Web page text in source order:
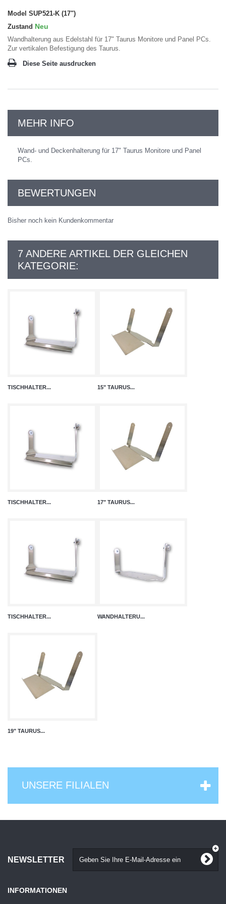
Model SUP521-K (17")
Zustand Neu
Wandhalterung aus Edelstahl für 17" Taurus Monitore und Panel PCs.
Zur vertikalen Befestigung des Taurus.
Diese Seite ausdrucken
MEHR INFO
Wand- und Deckenhalterung für 17" Taurus Monitore und Panel
PCs.
BEWERTUNGEN
Bisher noch kein Kundenkommentar
7 ANDERE ARTIKEL DER GLEICHEN
KATEGORIE:
TISCHHALTER... 15" TAURUS...
TISCHHALTER... 17" TAURUS...
TISCHHALTER... WANDHALTERU...
19" TAURUS...
UNSERE FILIALEN
NEWSLETTER
INFORMATIONEN